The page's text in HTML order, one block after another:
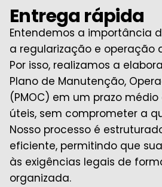
Entrega rápida
Entendemos a importância
a regularização e operação
Por isso, realizamos a
Plano de Manutenção,
(PMOC) em um prazo
úteis, sem comprometer a
Nosso processo é
eficiente, permitindo que
às exigências legais de
organizada.